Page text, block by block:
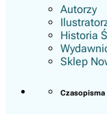
Autorzy
Historia
Sklep
Czasopisma